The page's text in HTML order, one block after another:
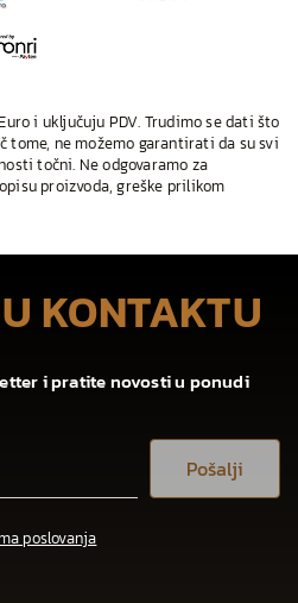
i uključuju PDV. Trudimo se dati što
ne možemo garantirati da su svi
točni. Ne odgovaramo za
proizvoda, greške prilikom
KONTAKTU
i pratite novosti u ponudi
Pošalji
poslovanja